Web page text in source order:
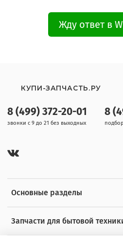
Жду ответ в
Основные разделы
Запчасти для бытовой
8 (499) 372-20-01
звонки с 9 до 21 без выходных
8
КУПИ-ЗАПЧАСТЬ.РУ